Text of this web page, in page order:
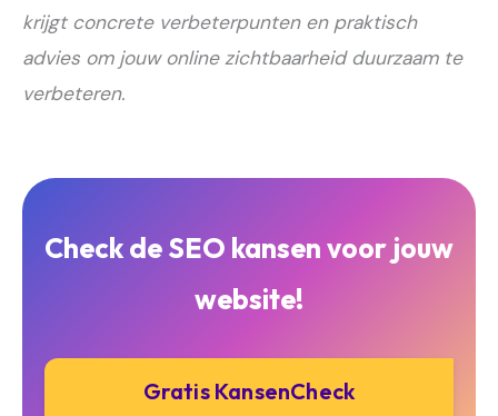
krijgt concrete verbeterpunten en praktisch
advies om jouw online zichtbaarheid duurzaam te
verbeteren.
Check de SEO kansen voor jouw
website!
Gratis KansenCheck